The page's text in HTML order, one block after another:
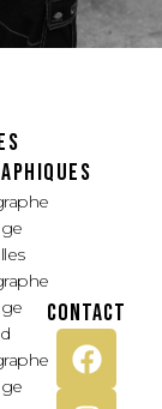
CONTACT